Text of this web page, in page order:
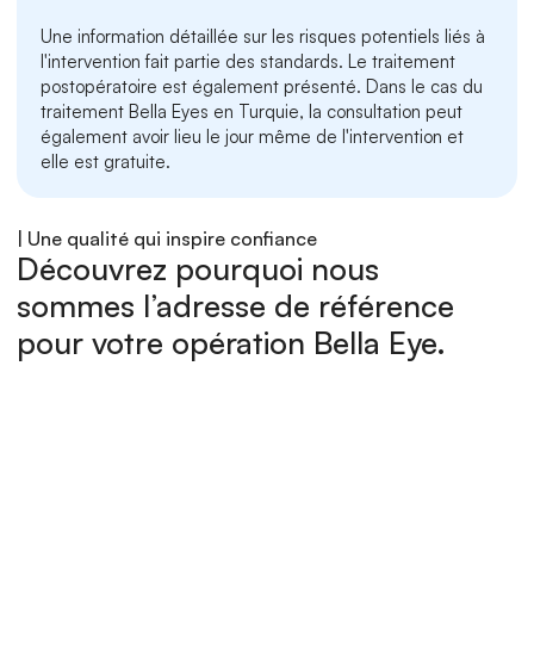
Une information détaillée sur les risques potentiels liés à
l'intervention fait partie des standards. Le traitement
postopératoire est également présenté. Dans le cas du
traitement Bella Eyes en Turquie, la consultation peut
également avoir lieu le jour même de l'intervention et
elle est gratuite.
| Une qualité qui inspire confiance
Découvrez pourquoi nous
sommes l’adresse de référence
pour votre opération Bella Eye.